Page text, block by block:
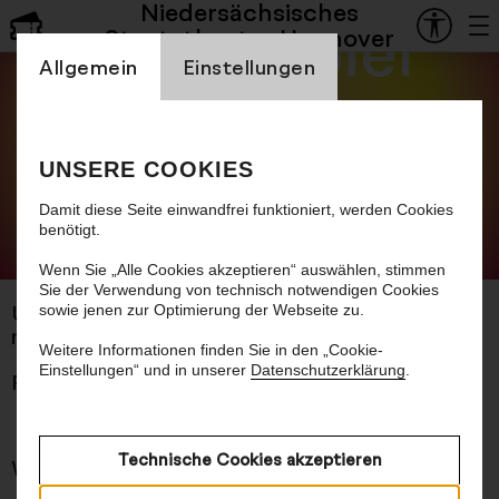
Einstellung Cookienbanner
Allgemein
Einstellungen
UNSERE COOKIES
Damit diese Seite einwandfrei funktioniert, werden Cookies
benötigt.
Wenn Sie „Alle Cookies akzeptieren“ auswählen, stimmen
Sie der Verwendung von technisch notwendigen Cookies
sowie jenen zur Optimierung der Webseite zu.
Weitere Informationen finden Sie in den „Cookie-
Einstellungen“ und in unserer Datenschutzerklärung
Technische Cookies akzeptieren
Niedersächsisches
Staatstheater Hannover
Schauspiel
Haus zur
Sonne
Uraufführung
nach dem Roman von Thomas Melle
Premiere 09.10.2026
Worum es geht